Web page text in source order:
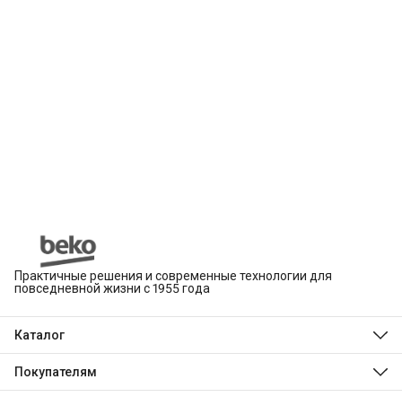
Практичные решения и современные технологии для
повседневной жизни с 1955 года
Каталог
Hotpoint
Покупателям